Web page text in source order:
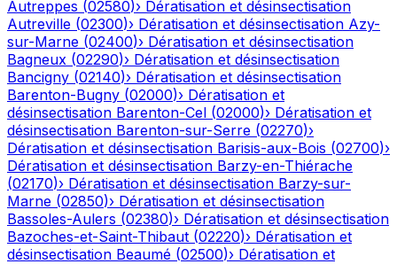
Autreppes (02580)› Dératisation et désinsectisation
Autreville (02300)› Dératisation et désinsectisation Azy-
sur-Marne (02400)› Dératisation et désinsectisation
Bagneux (02290)› Dératisation et désinsectisation
Bancigny (02140)› Dératisation et désinsectisation
Barenton-Bugny (02000)› Dératisation et
désinsectisation Barenton-Cel (02000)› Dératisation et
désinsectisation Barenton-sur-Serre (02270)›
Dératisation et désinsectisation Barisis-aux-Bois (02700)›
Dératisation et désinsectisation Barzy-en-Thiérache
(02170)› Dératisation et désinsectisation Barzy-sur-
Marne (02850)› Dératisation et désinsectisation
Bassoles-Aulers (02380)› Dératisation et désinsectisation
Bazoches-et-Saint-Thibaut (02220)› Dératisation et
désinsectisation Beaumé (02500)› Dératisation et